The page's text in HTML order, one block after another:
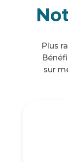
Plus
sur